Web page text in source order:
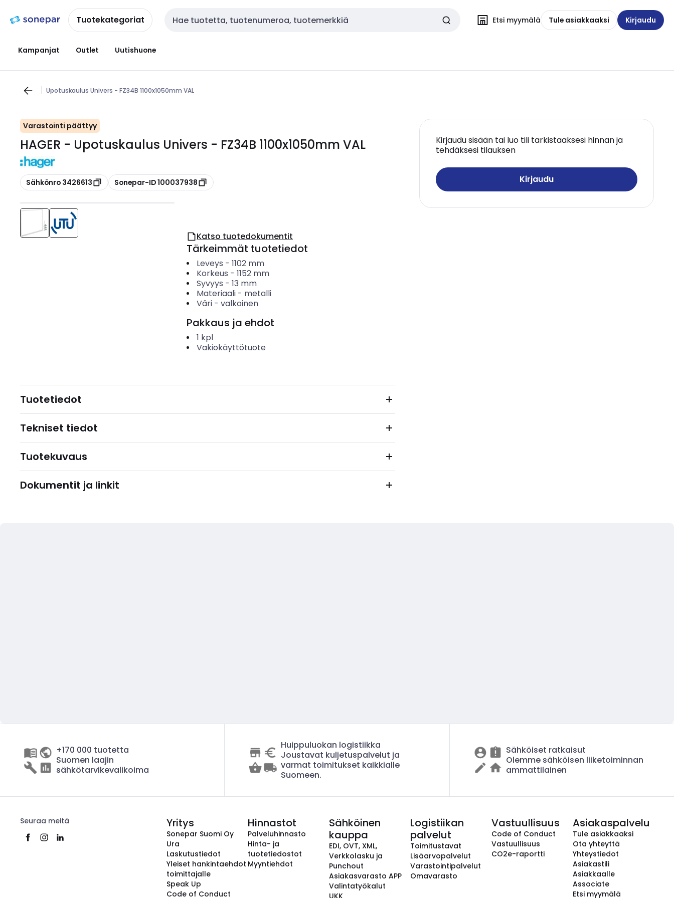
navigointiinsisältöönTuotekategoriat Haku Etsi myymälä Tule asiakkaaksi Kirjaudu
Kampanjat Outlet Uutishuone
Upotuskaulus Univers - FZ34B 1100x1050mm VAL
Varastointi päättyy
HAGER - Upotuskaulus Univers - FZ34B 1100x1050mm VAL
Kopioi
Sähkönro 3426613 Kopioi
Sonepar-ID 100037938
Kirjaudu sisään tai luo tili tarkistaaksesi hinnan ja
tehdäksesi tilauksen
Kirjaudu
Katso tuotedokumentit
Tärkeimmät tuotetiedot
Leveys - 1102 mm
Korkeus - 1152 mm
Syvyys - 13 mm
Materiaali- metalli
Väri- valkoinen
Pakkaus ja ehdot
1 kpl
Vakiokäyttötuote
Tuotetiedot
Tekniset tiedot
Tuotekuvaus
Dokumentit ja linkit
+170 000 tuotetta
Suomen laajin
sähkötarvikevalikoima
Huippuluokan logistiikka
Joustavat kuljetuspalvelut ja
varmat toimitukset kaikkialle
Suomeen.
Sähköiset ratkaisut
Olemme sähköisen liiketoiminnan
ammattilainen
Seuraa meitä Yritys
Sonepar Suomi Oy
Ura
Laskutustiedot
Yleiset hankintaehdot
toimittajalle
Speak Up
Code of Conduct
Hinnastot
Palveluhinnasto
Hinta- ja
tuotetiedostot
Myyntiehdot
Sähköinen
kauppa
EDI, OVT, XML,
Verkkolasku ja
Punchout
Asiakasvarasto APP
Valintatyökalut
UKK
Logistiikan
palvelut
Toimitustavat
Lisäarvopalvelut
Varastointipalvelut
Omavarasto
Vastuullisuus
Code of Conduct
Vastuullisuus
CO2e-raportti
Asiakaspalvelu
Tule asiakkaaksi
Ota yhteyttä
Yhteystiedot
Asiakastili
Asiakkaalle
Associate
Etsi myymälä